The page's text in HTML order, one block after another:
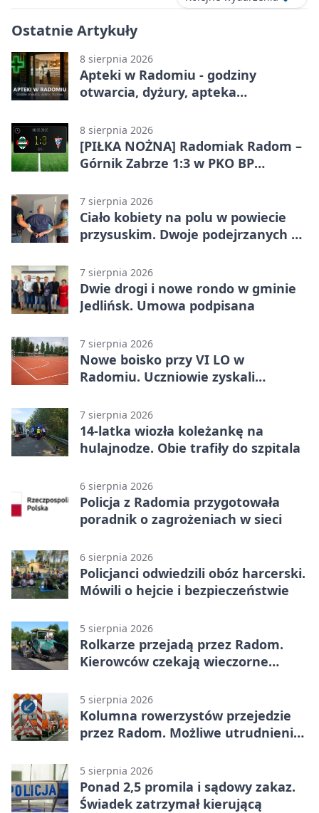
Ostatnie Artykuły
8 sierpnia 2026
Apteki w Radomiu - godziny
otwarcia, dyżury, apteka
8 sierpnia 2026
[PIŁKA NOŻNA] Radomiak Radom –
Górnik Zabrze 1:3 w PKO BP
golami pogrążył gospodarzy
7 sierpnia 2026
Ciało kobiety na polu w powiecie
przysuskim. Dwoje podejrzanych w
7 sierpnia 2026
Dwie drogi i nowe rondo w gminie
Jedlińsk. Umowa podpisana
7 sierpnia 2026
Nowe boisko przy VI LO w
Radomiu. Uczniowie zyskali
7 sierpnia 2026
14-latka wiozła koleżankę na
hulajnodze. Obie trafiły do szpitala
6 sierpnia 2026
Policja z Radomia przygotowała
poradnik o zagrożeniach w sieci
6 sierpnia 2026
Policjanci odwiedzili obóz harcerski.
Mówili o hejcie i bezpieczeństwie
5 sierpnia 2026
Rolkarze przejadą przez Radom.
Kierowców czekają wieczorne
5 sierpnia 2026
Kolumna rowerzystów przejedzie
przez Radom. Możliwe utrudnienia
5 sierpnia 2026
Ponad 2,5 promila i sądowy zakaz.
Świadek zatrzymał kierującą